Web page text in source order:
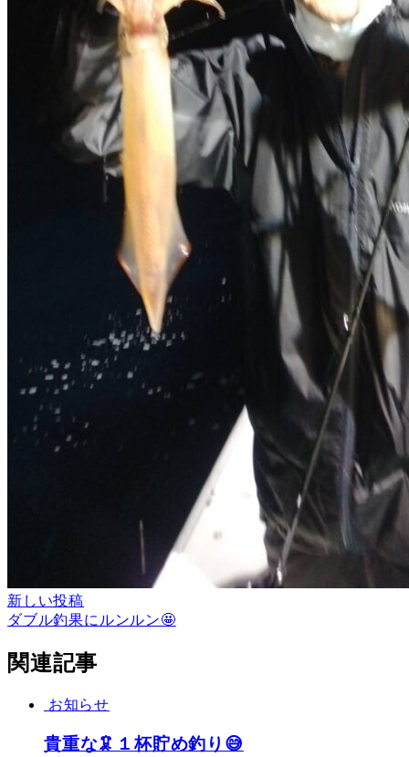
新しい投稿
ダブル釣果にルンルン🤩
関連記事
お知らせ
貴重な🦑１杯貯め釣り😅